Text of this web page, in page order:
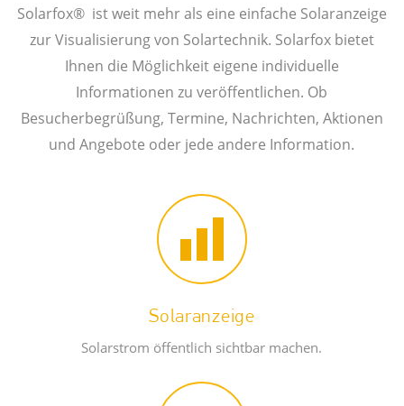
Solarfox® ist weit mehr als eine einfache Solaranzeige
zur Visualisierung von Solartechnik. Solarfox bietet
Ihnen die Möglichkeit eigene individuelle
Informationen zu veröffentlichen. Ob
Besucherbegrüßung, Termine, Nachrichten, Aktionen
und Angebote oder jede andere Information.
Solaranzeige
Solarstrom öffentlich sichtbar machen.